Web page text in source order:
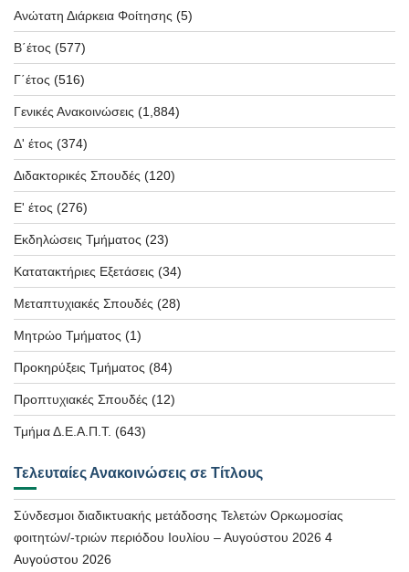
Ανώτατη Διάρκεια Φοίτησης (5)
Β΄έτος (577)
Γ΄έτος (516)
Γενικές Ανακοινώσεις (1,884)
Δ' έτος (374)
Διδακτορικές Σπουδές (120)
Ε' έτος (276)
Εκδηλώσεις Τμήματος (23)
Κατατακτήριες Εξετάσεις (34)
Μεταπτυχιακές Σπουδές (28)
Μητρώο Τμήματος (1)
Προκηρύξεις Τμήματος (84)
Προπτυχιακές Σπουδές (12)
Τμήμα Δ.Ε.Α.Π.Τ. (643)
Τελευταίες Ανακοινώσεις σε Τίτλους
Σύνδεσμοι διαδικτυακής μετάδοσης Τελετών Ορκωμοσίας
φοιτητών/-τριών περιόδου Ιουλίου – Αυγούστου 2026 4
Αυγούστου 2026